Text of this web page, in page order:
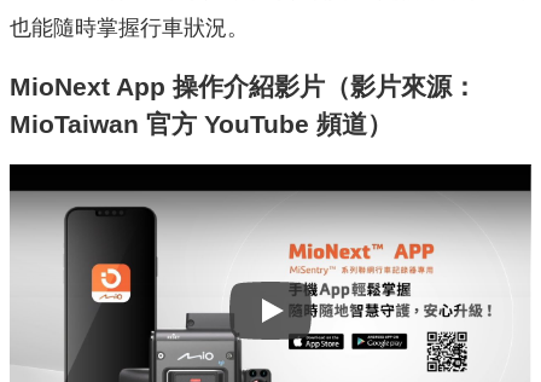
也能隨時掌握行車狀況。
MioNext App 操作介紹影片（影片來源：
MioTaiwan 官方 YouTube 頻道）
Play